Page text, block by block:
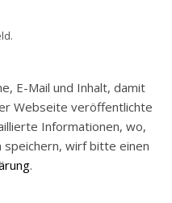
E-Mail und Inhalt, damit
Webseite veröffentlichte
Informationen, wo,
wirf bitte einen
.